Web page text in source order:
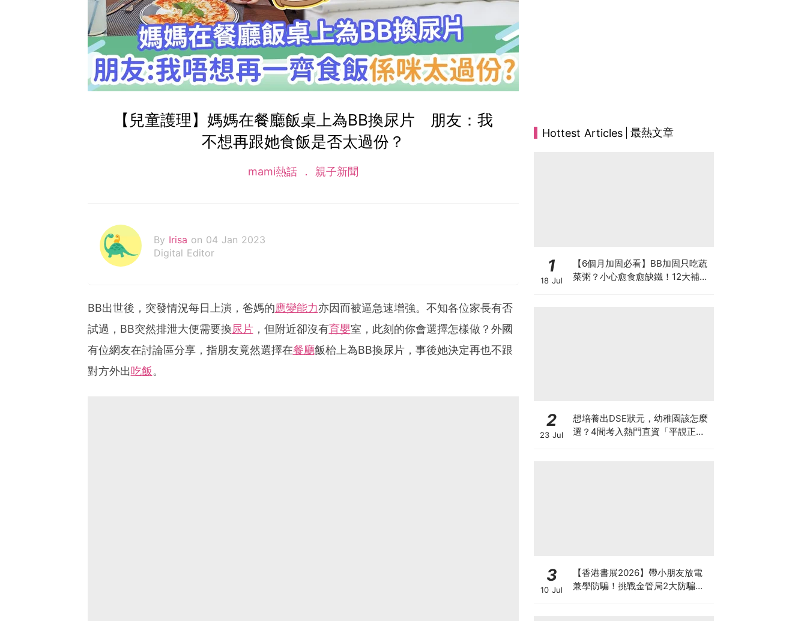
【兒童護理】媽媽在餐廳飯桌上為BB換尿片 朋友：我
不想再跟她食飯是否太過份？
mami熱話 親子新聞
By Irisa on 04 Jan 2023
Digital Editor
BB出世後，突發情況每日上演，爸媽的應變能力亦因而被逼急速增強。不知各位家長有否
試過，BB突然排泄大便需要換尿片，但附近卻沒有育嬰室，此刻的你會選擇怎樣做？外國
有位網友在討論區分享，指朋友竟然選擇在餐廳飯枱上為BB換尿片，事後她決定再也不跟
對方外出吃飯。
Hottest Articles 最熱文章
1
18 Jul
【6個月加固必看】BB加固只吃蔬
菜粥？小心愈食愈缺鐵！12大補鐵
2
23 Jul
想培養出DSE狀元，幼稚園該怎麼
選？4間考入熱門直資「平靚正」
3
10 Jul
【香港書展2026】帶小朋友放電
兼學防騙！挑戰金管局2大防騙遊